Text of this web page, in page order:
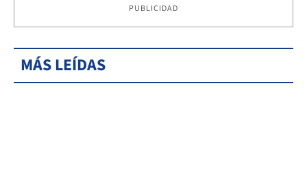
PUBLICIDAD
MÁS LEÍDAS